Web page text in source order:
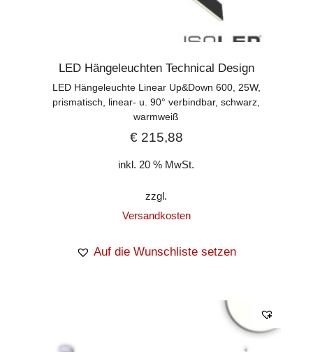
LED Hängeleuchten Technical Design
LED Hängeleuchte Linear Up&Down 600, 25W,
prismatisch, linear- u. 90° verbindbar, schwarz,
warmweiß
€215,88
inkl. 20 % MwSt.
zzgl.
Versandkosten
Auf die Wunschliste setzen